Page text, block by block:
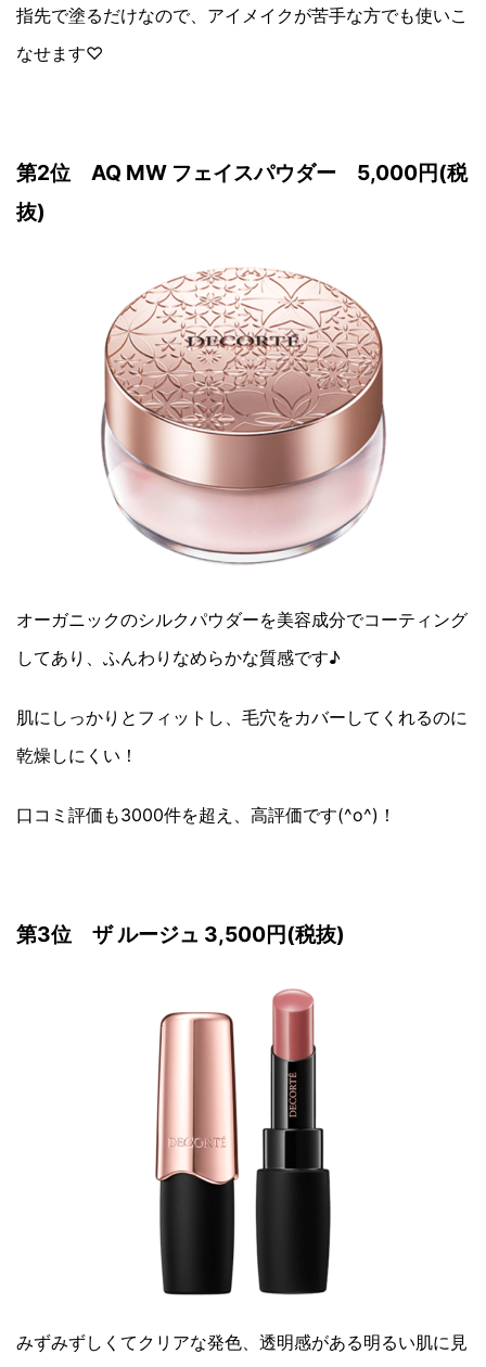
指先で塗るだけなので、アイメイクが苦手な方でも使いこ
なせます♡
第2位 AQ MW フェイスパウダー 5,000円(税
抜)
オーガニックのシルクパウダーを美容成分でコーティング
してあり、ふんわりなめらかな質感です♪
肌にしっかりとフィットし、毛穴をカバーしてくれるのに
乾燥しにくい！
口コミ評価も3000件を超え、高評価です(^o^)！
第3位 ザ ルージュ 3,500円(税抜)
みずみずしくてクリアな発色、透明感がある明るい肌に見